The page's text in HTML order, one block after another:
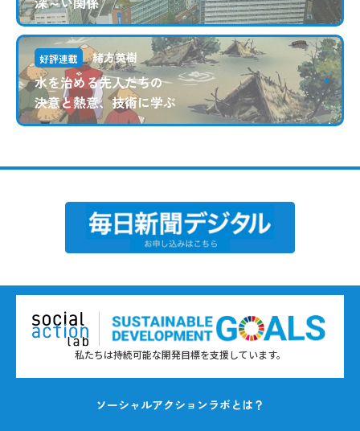
好評連載 緒方英樹
水を治める先人たちの
決意と熱意、技術に学ぶ
私たちは持続可能な開発目標を支援しています。
ソーシャルアクションラボとは？